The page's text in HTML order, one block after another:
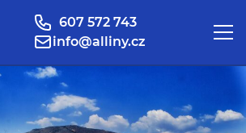
607 572 743
info@alliny.cz